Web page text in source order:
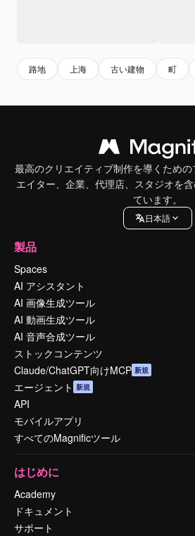
路地 上海 古い建物 町
最高のクリエイティブ制作を導くため
エイター、企業、代理店、スタジオを
ています。
日本語
製品
Spaces
AI アシスタント
AI 画像生成ツール
AI 動画生成ツール
AI 音声合成ツール
ストックコンテンツ
Claude/ChatGPT向けMCP 新規
エージェント 新規
API
モバイルアプリ
すべてのMagnificツール
はじめに
Academy
ドキュメント
サポート